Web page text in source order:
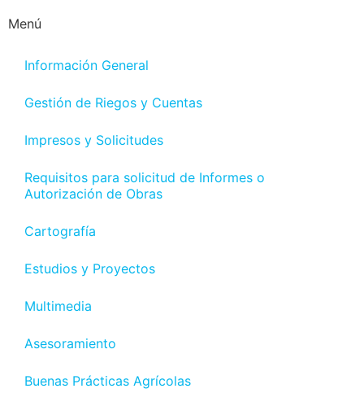
Menú
Información General
Gestión de Riegos y Cuentas
Impresos y Solicitudes
Requisitos para solicitud de Informes o
Autorización de Obras
Cartografía
Estudios y Proyectos
Multimedia
Asesoramiento
Buenas Prácticas Agrícolas